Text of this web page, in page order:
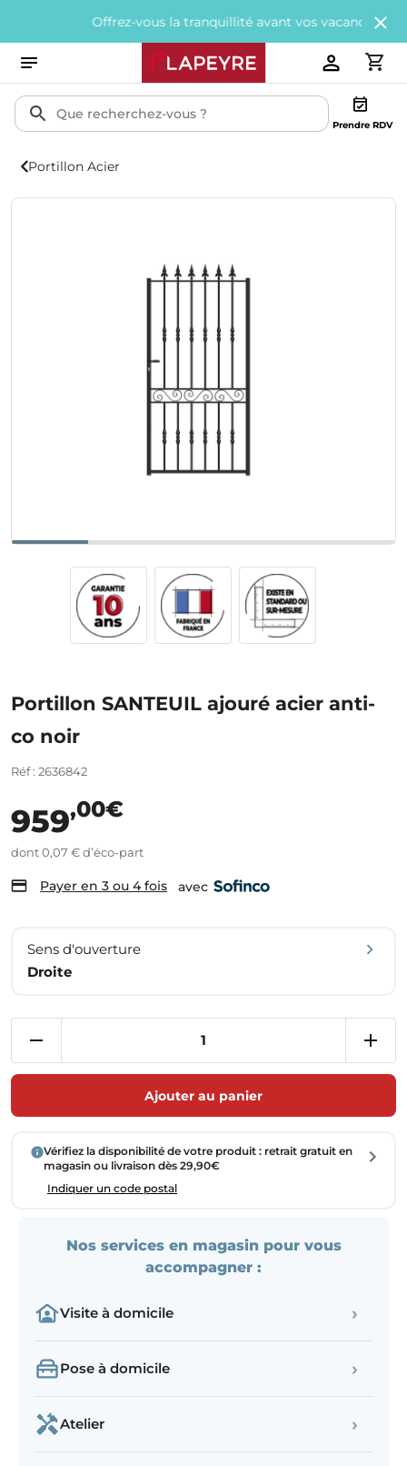
Offrez-vous la tranquillité avant vos vacances avec200€
Prendre RDV
Portillon Acier
Portillon SANTEUIL ajouré acier anti-
co noir
Réf : 2636842
959,00€
dont 0,07 € d’éco-part
Payer en 3 ou 4 fois avec
Sens d'ouverture
Droite
Ajouter au panier
Vérifiez la disponibilité de votre produit : retrait gratuit en
magasin ou livraison dès 29,90€
Indiquer un code postal
Nos services en magasin pour vous
accompagner :
Visite à domicile ›
Pose à domicile ›
Atelier ›